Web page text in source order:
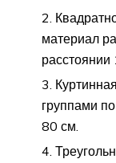
материал
расстоянии
группами
80 см.